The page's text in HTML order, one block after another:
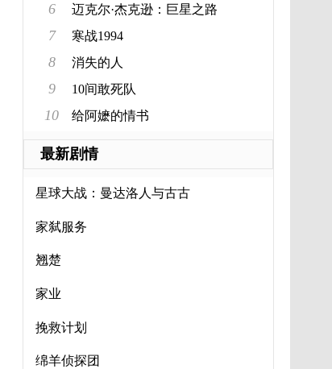
6 迈克尔·杰克逊：巨星之路
7 寒战1994
8 消失的人
9 10间敢死队
10 给阿嬷的情书
最新剧情
星球大战：曼达洛人与古古
家弑服务
翘楚
家业
挽救计划
绵羊侦探团